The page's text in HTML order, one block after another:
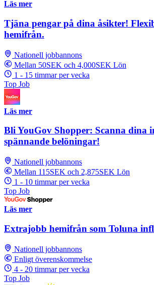
Läs mer
Tjäna pengar på dina åsikter!
hemifrån.
Nationell jobbannons
Mellan 50SEK och 4,000SEK Lön
1 - 15 timmar per vecka
Top Job
Läs mer
Bli YouGov Shopper: Scanna dina
spännande belöningar!
Nationell jobbannons
Mellan 115SEK och 2,875SEK Lön
1 - 10 timmar per vecka
Top Job
Läs mer
Extrajobb hemifrån som Toluna
Nationell jobbannons
Enligt överenskommelse
4 - 20 timmar per vecka
Top Job